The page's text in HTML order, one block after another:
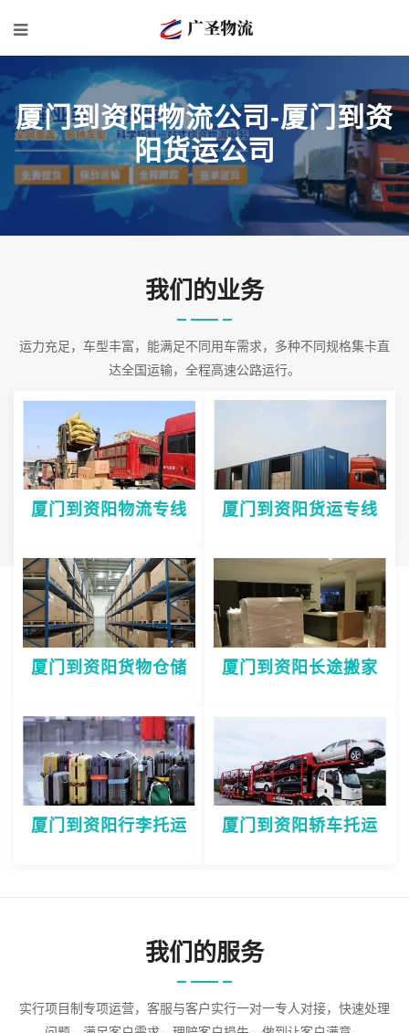
厦门到资阳物流公司-厦门到资
阳货运公司
我们的业务
运力充足，车型丰富，能满足不同用车需求，多种不同规格集卡直
达全国运输，全程高速公路运行。
厦门到资阳物流专线 厦门到资阳货运专线
厦门到资阳货物仓储 厦门到资阳长途搬家
厦门到资阳行李托运 厦门到资阳轿车托运
我们的服务
实行项目制专项运营，客服与客户实行一对一专人对接，快速处理